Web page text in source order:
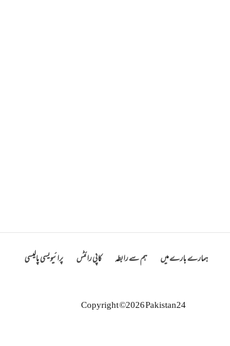
ہمارے بارے میں ہم سے رابطہ کاپی رائٹس پرائیویسی پالیسی
Copyright ©2026 Pakistan24